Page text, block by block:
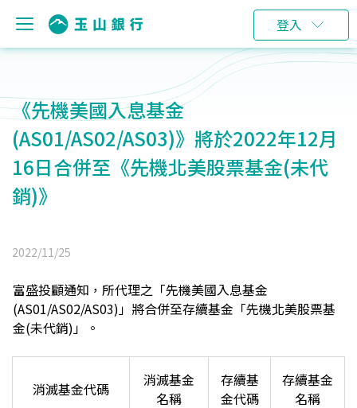
登入
《先機美國入息基金
(AS01/AS02/AS03)》將於2022年12月
16日合併至《先機北美股票基金(未代
銷)》
2022/11/25
富盛投顧通知，所代理之「先機美國入息基金
(AS01/AS02/AS03)」將合併至存續基金「先機北美股票基
金(未代銷)」。
消滅基金代碼
消滅基金
名稱
存續基
金代碼
存續基金
名稱